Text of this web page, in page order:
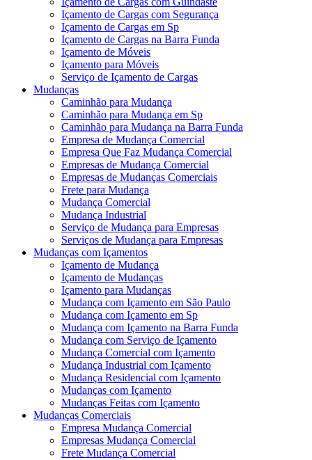
Içamento de Cargas com Segurança
Içamento de Cargas em Sp
Içamento de Cargas na Barra Funda
Içamento de Móveis
Içamento para Móveis
Serviço de Içamento de Cargas
Mudanças
Caminhão para Mudança
Caminhão para Mudança em Sp
Caminhão para Mudança na Barra Funda
Empresa de Mudança Comercial
Empresa Que Faz Mudança Comercial
Empresas de Mudança Comercial
Empresas de Mudanças Comerciais
Frete para Mudança
Mudança Comercial
Mudança Industrial
Serviço de Mudança para Empresas
Serviços de Mudança para Empresas
Mudanças com Içamentos
Içamento de Mudança
Içamento de Mudanças
Içamento para Mudanças
Mudança com Içamento em São Paulo
Mudança com Içamento em Sp
Mudança com Içamento na Barra Funda
Mudança com Serviço de Içamento
Mudança Comercial com Içamento
Mudança Industrial com Içamento
Mudança Residencial com Içamento
Mudanças com Içamento
Mudanças Feitas com Içamento
Mudanças Comerciais
Empresa Mudança Comercial
Empresas Mudança Comercial
Frete Mudança Comercial